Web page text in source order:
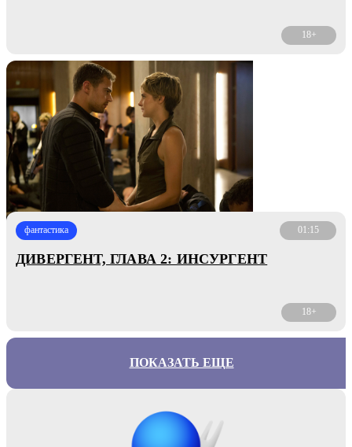
18+
фантастика 01:15
ДИВЕРГЕНТ, ГЛАВА 2: ИНСУРГЕНТ
18+
ПОКАЗАТЬ ЕЩЕ